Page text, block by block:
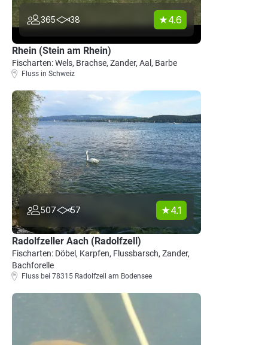
365 38 4.6
Rhein (Stein am Rhein)
Fischarten: Wels, Brachse, Zander, Aal, Barbe
Fluss in Schweiz
507 57 4.1
Radolfzeller Aach (Radolfzell)
Fischarten: Döbel, Karpfen, Flussbarsch, Zander,
Bachforelle
Fluss bei 78315 Radolfzell am Bodensee